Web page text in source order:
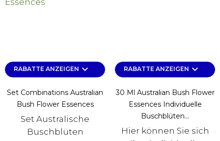
RABATTE ANZEIGEN keyboard_arrow_down
Set Combinations Australian
Bush Flower Essences
Set Australische
Buschblüten
RABATTE ANZEIGEN keyboard_arrow_down
30 Ml Australian Bush Flower
Essences Individuelle
Buschblüten...
Hier können Sie sich